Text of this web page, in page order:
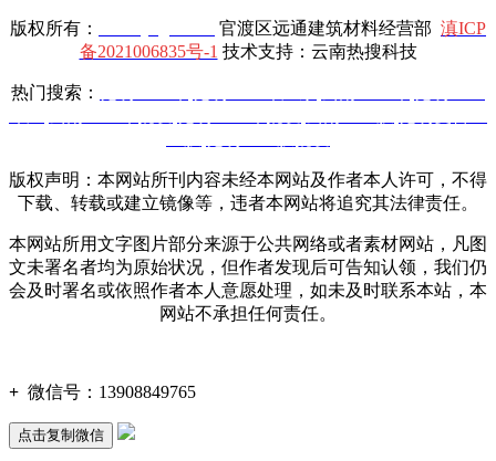
版权所有： 官渡区远通建筑材料经营部 滇ICP
备2021006835号-1 技术支持：云南热搜科技
热门搜索：
版权声明：本网站所刊内容未经本网站及作者本人许可，不得
下载、转载或建立镜像等，违者本网站将追究其法律责任。
本网站所用文字图片部分来源于公共网络或者素材网站，凡图
文未署名者均为原始状况，但作者发现后可告知认领，我们仍
会及时署名或依照作者本人意愿处理，如未及时联系本站，本
网站不承担任何责任。
+ 微信号： 13908849765
点击复制微信